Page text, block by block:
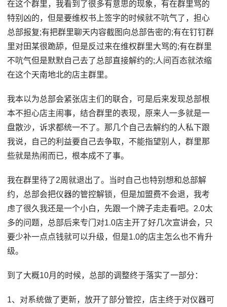
在这个群里，我看到了很多有意思的现象，有在群里骂的
特别凶的，但是要维权书上签字的时候就不吭气了，担心
总部报复;有把群里聊天内容截图向总部告密的;有在钉钉群
里对田某很跪舔，但是反过来在维权群里大骂的;有在群里
不吭气但是默默自己去了总部直接解约的;人间百态就浓缩
在这个天南地北的店主群里。
我本以为总部会紧张店主们的联合，可是后来发现总部根
本不担心店主闹事，结合群里的表现，原来人一多就是一
盘散沙，诉求都统一不了。那几个自己去解约的人私下跟
我说，自己的利益要自己去争取，不能指望别人，群里那
些就是热闹而已，根本成不了事。
我在群里待了2周就退出了。当时自己也特别想和总部解
约，总部会把仪器的管控解锁，但是加盟费不会退，我考
虑了很久我还是一个小白，先跟一个牌子走走看吧。2.0太
多的问题，总部后来专门对1.0店主开了好几次宣讲会，只
要少补一点点钱就可以升级，但是1.0的店主怎么也不肯升
级。
到了大概10月的时候，总部的调整终于落实了一部分：
1、对系统做了更新，放开了部分管控，店主终于对仪器可